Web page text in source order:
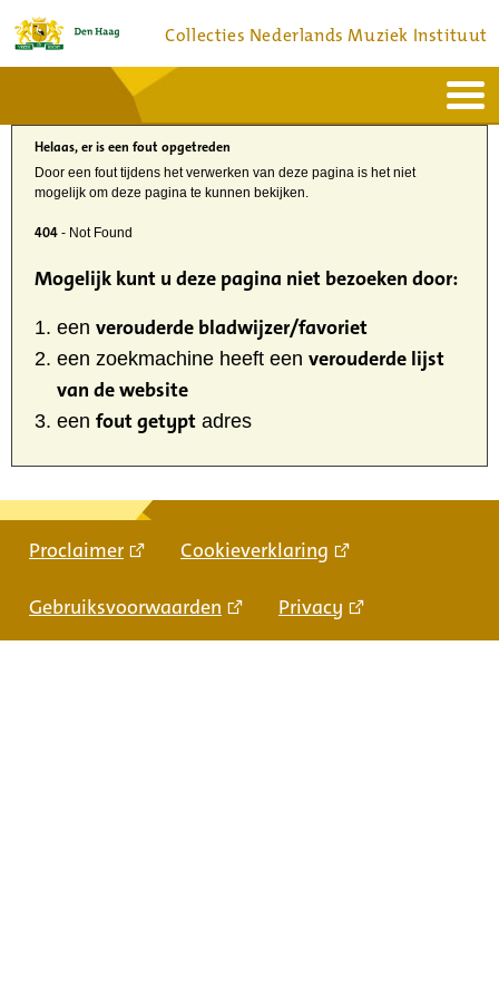
Collecties Nederlands Muziek Instituut
Home
Actueel
Bronnen en collecties
Dienstverlening
Bezoek
Over
Helaas, er is een fout opgetreden
Door een fout tijdens het verwerken van deze pagina is het niet
mogelijk om deze pagina te kunnen bekijken.
404 - Not Found
Mogelijk kunt u deze pagina niet bezoeken door:
een verouderde bladwijzer/favoriet
een zoekmachine heeft een verouderde lijst
van de website
een fout getypt adres
Proclaimer Cookieverklaring
Gebruiksvoorwaarden Privacy